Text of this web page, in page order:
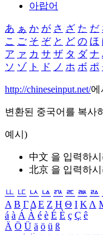
아랍어
あ ぁ か が さ ざ た だ
こ ご そ ぞ と ど の ほ
ア ァ カ サ ザ タ ダ ナ
ソ ゾ ト ド ノ ホ ボ ポ
http://chineseinput.net/에
변환된 중국어를 복사
예시)
中文 을 입력하시
北京 을 입력하시
ㅥ ㅦ ㅧ ㅨ ㅩ ㅪ ㅫ ㅬ
Α Β ΓΔ Ε Ζ Η Θ Ι ΚΛ
á à Á À é è É È ç Ç ê
Ä Ö Ü ä ö ü ß